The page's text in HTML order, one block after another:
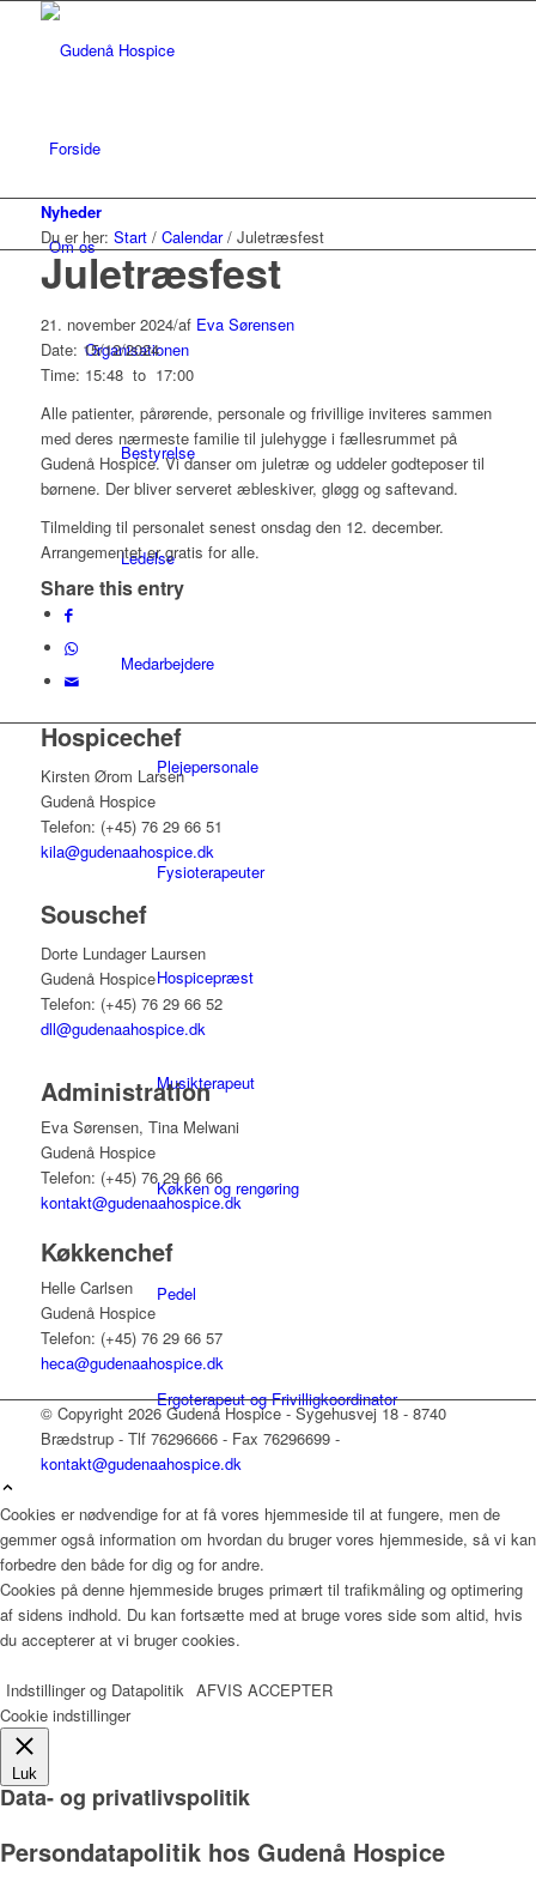
Forside
Om os
Organisationen
Bestyrelse
Ledelse
Medarbejdere
Plejepersonale
Fysioterapeuter
Hospicepræst
Musikterapeut
Køkken og rengøring
Pedel
Ergoterapeut og Frivilligkoordinator
Sekretær
Læger
Værdier
Nyheder
Du er her: Start / Calendar / Juletræsfest
Juletræsfest
21. november 2024/af Eva Sørensen
Date: 15/12/2024
Time: 15:48 to 17:00
Alle patienter, pårørende, personale og frivillige inviteres sammen
med deres nærmeste familie til julehygge i fællesrummet på
Gudenå Hospice. Vi danser om juletræ og uddeler godteposer til
børnene. Der bliver serveret æbleskiver, gløgg og saftevand.
Tilmelding til personalet senest onsdag den 12. december.
Arrangementet er gratis for alle.
Share this entry
Hospicechef
Kirsten Ørom Larsen
Gudenå Hospice
Telefon: (+45) 76 29 66 51
kila@gudenaahospice.dk
Souschef
Dorte Lundager Laursen
Gudenå Hospice
Telefon: (+45) 76 29 66 52
dll@gudenaahospice.dk
Administration
Eva Sørensen, Tina Melwani
Gudenå Hospice
Telefon: (+45) 76 29 66 66
kontakt@gudenaahospice.dk
Køkkenchef
Helle Carlsen
Gudenå Hospice
Telefon: (+45) 76 29 66 57
heca@gudenaahospice.dk
© Copyright 2026 Gudenå Hospice - Sygehusvej 18 - 8740
Brædstrup - Tlf 76296666 - Fax 76296699 -
kontakt@gudenaahospice.dk
Cookies er nødvendige for at få vores hjemmeside til at fungere, men de
gemmer også information om hvordan du bruger vores hjemmeside, så vi kan
forbedre den både for dig og for andre.
Cookies på denne hjemmeside bruges primært til trafikmåling og optimering
af sidens indhold. Du kan fortsætte med at bruge vores side som altid, hvis
du accepterer at vi bruger cookies.
Indstillinger og Datapolitik AFVIS ACCEPTER
Cookie indstillinger
Luk
Data- og privatlivspolitik
Persondatapolitik hos Gudenå Hospice